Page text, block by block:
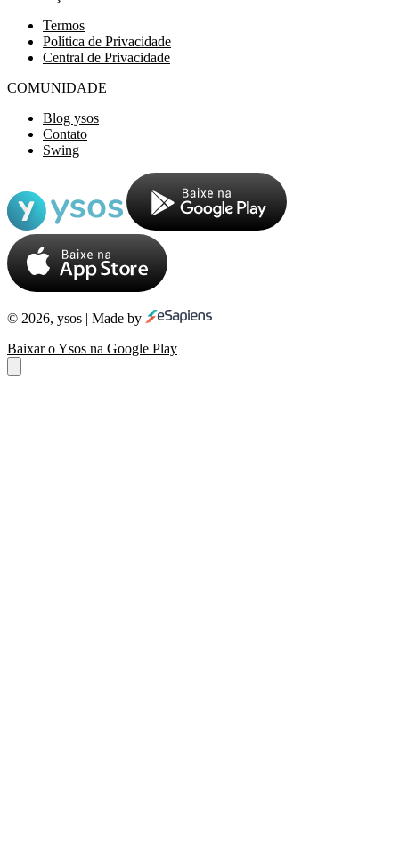
Termos
Política de Privacidade
Central de Privacidade
COMUNIDADE
Blog ysos
Contato
Swing
© 2026, ysos | Made by
Baixar o Ysos na Google Play